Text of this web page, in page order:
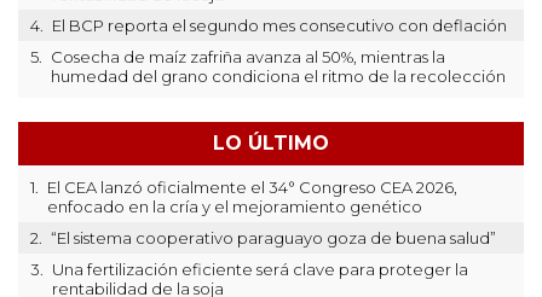
4.
El BCP reporta el segundo mes consecutivo con deflación
5.
Cosecha de maíz zafriña avanza al 50%, mientras la
humedad del grano condiciona el ritmo de la recolección
LO ÚLTIMO
1.
El CEA lanzó oficialmente el 34° Congreso CEA 2026,
enfocado en la cría y el mejoramiento genético
2.
“El sistema cooperativo paraguayo goza de buena salud”
3.
Una fertilización eficiente será clave para proteger la
rentabilidad de la soja